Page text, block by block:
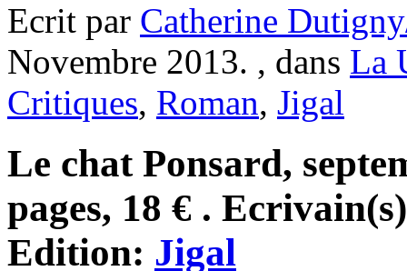
Ecrit par Catherine
Novembre 2013. , dans La
Critiques, Roman, Jigal
Le chat Ponsard,
pages, 18 € .
Edition: Jigal